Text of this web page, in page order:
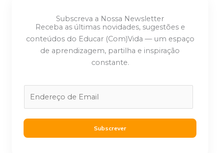
Subscreva a Nossa Newsletter
Receba as últimas novidades, sugestões e
conteúdos do Educar (Com)Vida — um espaço
de aprendizagem, partilha e inspiração
constante.
l
Subscrever